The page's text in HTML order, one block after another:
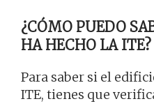
¿CÓMO PUEDO
HA HECHO LA ITE?
Para saber si el
ITE, tienes que